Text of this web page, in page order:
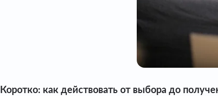
Коротко: как действовать от выбора до